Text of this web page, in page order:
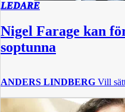
LEDARE
Nigel Farage kan
soptunna
ANDERS LINDBERG Vill